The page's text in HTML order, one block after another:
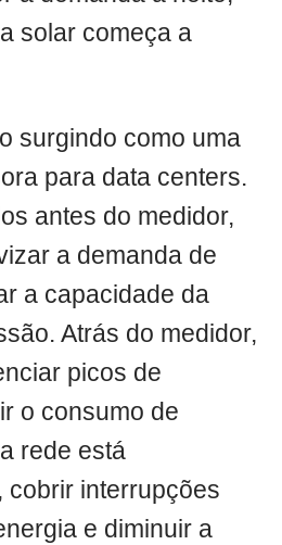
solar começa a
surgindo como uma
para data centers.
antes do medidor,
a demanda de
a capacidade da
Atrás do medidor,
picos de
o consumo de
rede está
cobrir interrupções
e diminuir a